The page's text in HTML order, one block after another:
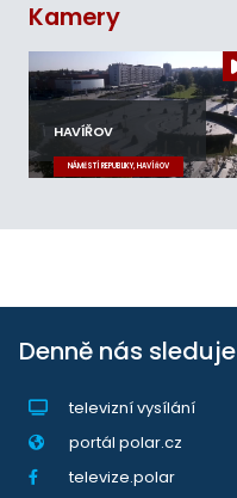
Kamery
HAVÍŘOV
NÁMĚSTÍ REPUBLIKY, HAVÍŘOV
Denně nás sleduje
televizní vysílání
portál polar.cz
televize.polar